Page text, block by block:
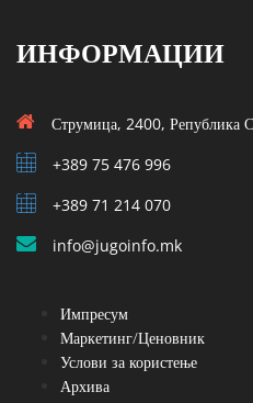
ИНФОРМАЦИИ
Струмица, 2400, Република
+389 75 476 996
+389 71 214 070
info@jugoinfo.mk
Импресум
Маркетинг/Ценовник
Услови за користење
Архива